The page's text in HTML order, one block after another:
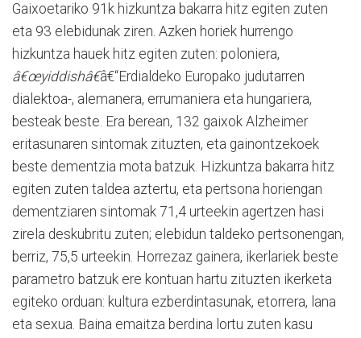
Gaixoetariko 91k hizkuntza bakarra hitz egiten zuten
eta 93 elebidunak ziren. Azken horiek hurrengo
hizkuntza hauek hitz egiten zuten: poloniera,
â€œyiddishâ€â€“Erdialdeko Europako judutarren
dialektoa-, alemanera, errumaniera eta hungariera,
besteak beste. Era berean, 132 gaixok Alzheimer
eritasunaren sintomak zituzten, eta gainontzekoek
beste dementzia mota batzuk. Hizkuntza bakarra hitz
egiten zuten taldea aztertu, eta pertsona horiengan
dementziaren sintomak 71,4 urteekin agertzen hasi
zirela deskubritu zuten; elebidun taldeko pertsonengan,
berriz, 75,5 urteekin. Horrezaz gainera, ikerlariek beste
parametro batzuk ere kontuan hartu zituzten ikerketa
egiteko orduan: kultura ezberdintasunak, etorrera, lana
eta sexua. Baina emaitza berdina lortu zuten kasu